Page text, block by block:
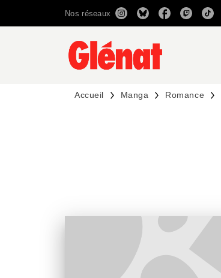
RECHERCHE
Nos réseaux
Accueil Manga Romance